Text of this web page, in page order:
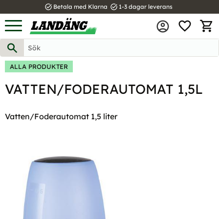
Meny
task_alt Betala med Klarna task_alt 1-3 dagar leverans
ALLA PRODUKTER
VATTEN/FODERAUTOMAT 1,5L
Vatten/Foderautomat 1,5 liter